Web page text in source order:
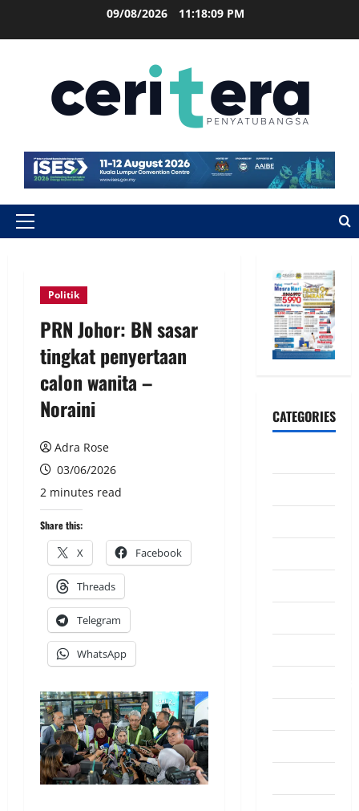
09/08/2026 11:18:10 PM
Politik
PRN Johor: BN sasar
tingkat penyertaan
calon wanita –
Noraini
Adra Rose
03/06/2026
2 minutes read
Share this:
X Facebook
Threads
Telegram
WhatsApp
CATEGORIES